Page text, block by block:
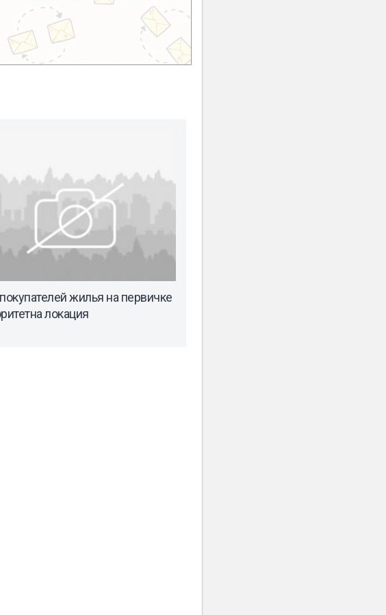
жилья на первичке
локация